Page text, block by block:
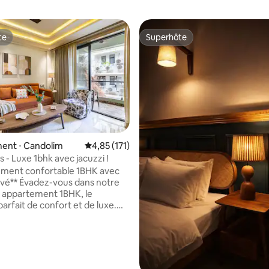
sur la base de 4 commentaires : 5 sur 5
⋅ Candolim Évaluation moyenne sur la base de 171
4,85 (171)
- Luxe 1bhk avec jacuzzi !
confortable 1BHK avec
notre
1BHK, le
de confort et de luxe.
Superhôte
Superhôte